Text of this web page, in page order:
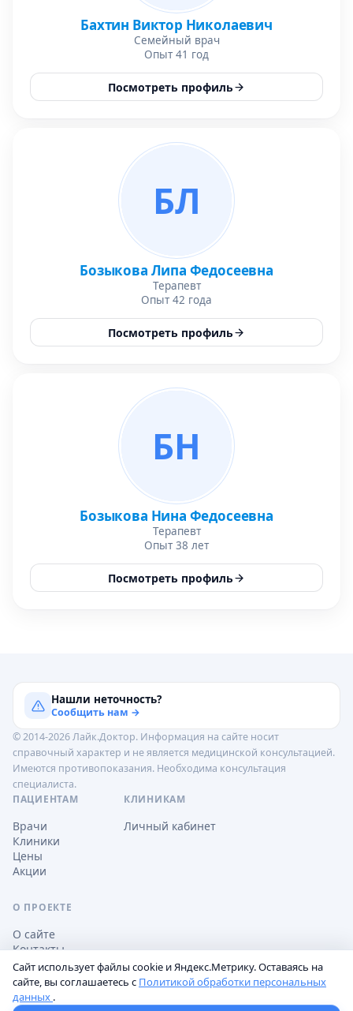
Бахтин Виктор Николаевич
Семейный врач
Опыт 41 год
Посмотреть профиль
БЛ
Бозыкова Липа Федосеевна
Терапевт
Опыт 42 года
Посмотреть профиль
БН
Бозыкова Нина Федосеевна
Терапевт
Опыт 38 лет
Посмотреть профиль
Нашли неточность?
Сообщить нам →
© 2014-2026 Лайк.Доктор. Информация на сайте носит
справочный характер и не является медицинской консультацией.
Имеются противопоказания. Необходима консультация
специалиста.
ПАЦИЕНТАМ
Врачи
Клиники
Цены
Акции
КЛИНИКАМ
Личный кабинет
О ПРОЕКТЕ
О сайте
Контакты
Обработка персональных данных
Сайт использует файлы cookie и Яндекс.Метрику. Оставаясь на
сайте, вы соглашаетесь с Политикой обработки персональных
данных .